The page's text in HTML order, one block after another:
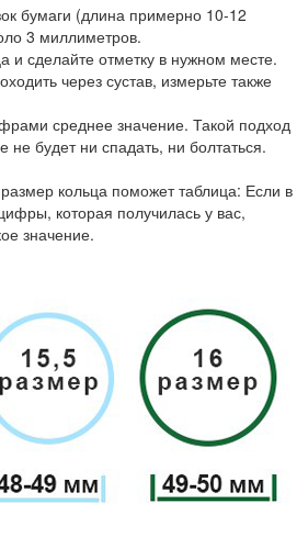
бумаги (длина примерно 10-12
3 миллиметров.
и сделайте отметку в нужном месте.
через сустав, измерьте также
среднее значение. Такой подход
не будет ни спадать, ни болтаться.
кольца поможет таблица: Если в
которая получилась у вас,
значение.